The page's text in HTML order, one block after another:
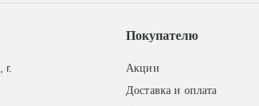
Покупателю
Акции
Доставка и оплата